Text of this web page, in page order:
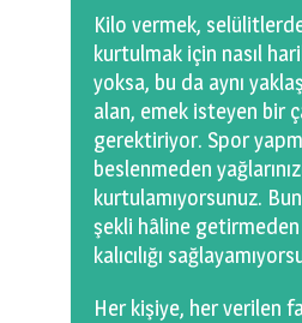
Kilo vermek,
kurtulmak için nasıl
yoksa, bu da aynı
alan, emek isteyen bir
gerektiriyor. Spor
beslenmeden
kurtulamıyorsunuz.
şekli hâline
kalıcılığı
Her kişiye, her verilen